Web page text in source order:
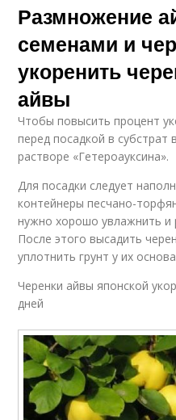
Размножение
семенами и
укоренить
айвы
Чтобы повысить процент
перед посадкой в
растворе «Гетероауксина».
Для посадки следует
контейнеры песчано-
нужно хорошо увлажнить и
После этого высадить
уплотнить грунт у их
Черенки айвы японской
дней